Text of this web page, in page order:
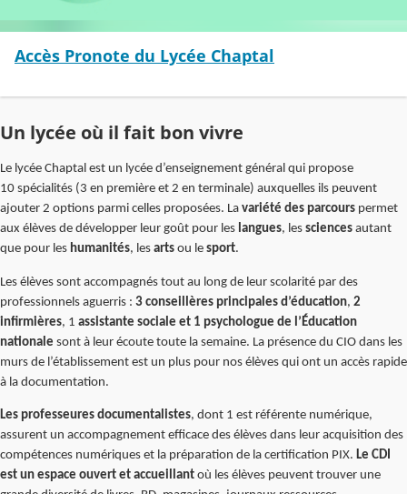
Accès Pronote du Lycée Chaptal
Un lycée où il fait bon vivre
Le lycée Chaptal est un lycée d’enseignement général qui propose
10 spécialités (3 en première et 2 en terminale) auxquelles ils peuvent
ajouter 2 options parmi celles proposées. La variété des parcours permet
aux élèves de développer leur goût pour les langues, les sciences autant
que pour les humanités, les arts ou le sport.
Les élèves sont accompagnés tout au long de leur scolarité par des
professionnels aguerris : 3 conseillères principales d’éducation, 2
infirmières, 1 assistante sociale et 1 psychologue de l’Éducation
nationale sont à leur écoute toute la semaine. La présence du CIO dans les
murs de l’établissement est un plus pour nos élèves qui ont un accès rapide
à la documentation.
Les professeures documentalistes, dont 1 est référente numérique,
assurent un accompagnement efficace des élèves dans leur acquisition des
compétences numériques et la préparation de la certification PIX. Le CDI
est un espace ouvert et accueillant où les élèves peuvent trouver une